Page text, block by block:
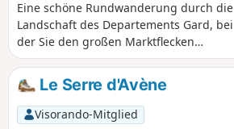
Eine schöne Rundwanderung durch die
Landschaft des Departements Gard, bei
der Sie den großen Marktflecken
Anduze vom Felsen aus entdecken
können, der ihn überragt.
Le Serre d'Avène
Visorando-Mitglied